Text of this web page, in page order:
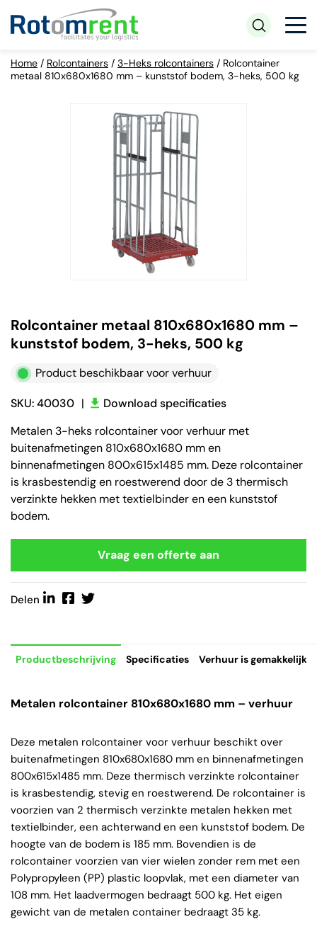
Home / Rolcontainers / 3-Heks rolcontainers / Rolcontainer
metaal 810x680x1680 mm – kunststof bodem, 3-heks, 500 kg
Rolcontainer metaal 810x680x1680 mm –
kunststof bodem, 3-heks, 500 kg
Product beschikbaar voor verhuur
SKU: 40030 |
Download specificaties
Metalen 3-heks rolcontainer voor verhuur met
buitenafmetingen 810x680x1680 mm en
binnenafmetingen 800x615x1485 mm. Deze rolcontainer
is krasbestendig en roestwerend door de 3 thermisch
verzinkte hekken met textielbinder en een kunststof
bodem.
Vraag een offerte aan
Delen
Productbeschrijving Specificaties Verhuur is gemakkelijk
Metalen rolcontainer 810x680x1680 mm – verhuur
Deze metalen rolcontainer voor verhuur beschikt over
buitenafmetingen 810x680x1680 mm en binnenafmetingen
800x615x1485 mm. Deze thermisch verzinkte rolcontainer
is krasbestendig, stevig en roestwerend. De rolcontainer is
voorzien van 2 thermisch verzinkte metalen hekken met
textielbinder, een achterwand en een kunststof bodem. De
hoogte van de bodem is 185 mm. Bovendien is de
rolcontainer voorzien van vier wielen zonder rem met een
Polypropyleen (PP) plastic loopvlak, met een diameter van
108 mm. Het laadvermogen bedraagt 500 kg. Het eigen
gewicht van de metalen container bedraagt 35 kg.